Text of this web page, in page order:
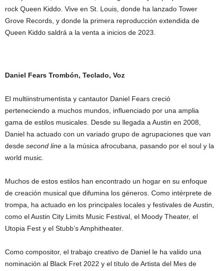
rock Queen Kiddo. Vive en St. Louis, donde ha lanzado Tower
Grove Records, y donde la primera reproducción extendida de
Queen Kiddo saldrá a la venta a inicios de 2023.
Daniel Fears Trombón, Teclado, Voz
El multiinstrumentista y cantautor Daniel Fears creció
perteneciendo a muchos mundos, influenciado por una amplia
gama de estilos musicales. Desde su llegada a Austin en 2008,
Daniel ha actuado con un variado grupo de agrupaciones que van
desde second line a la música afrocubana, pasando por el soul y la
world music.
Muchos de estos estilos han encontrado un hogar en su enfoque
de creación musical que difumina los géneros. Como intérprete de
trompa, ha actuado en los principales locales y festivales de Austin,
como el Austin City Limits Music Festival, el Moody Theater, el
Utopia Fest y el Stubb’s Amphitheater.
Como compositor, el trabajo creativo de Daniel le ha valido una
nominación al Black Fret 2022 y el título de Artista del Mes de